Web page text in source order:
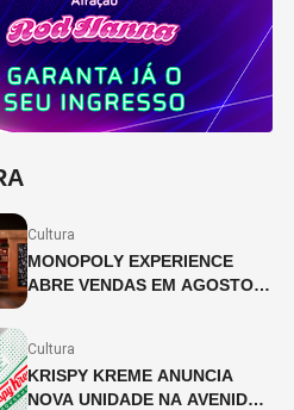
Cultura
MONOPOLY EXPERIENCE
ABRE VENDAS EM AGOSTO
Cultura
KRISPY KREME ANUNCIA
NOVA UNIDADE NA AVENIDA